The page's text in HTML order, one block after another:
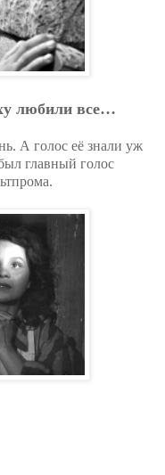
любили вce…
А голос её знали уж
главный голос